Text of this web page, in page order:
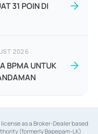
31 POIN DI
2026
BPMA UNTUK
as a Broker-Dealer based
(formerly Bapepam-LK)